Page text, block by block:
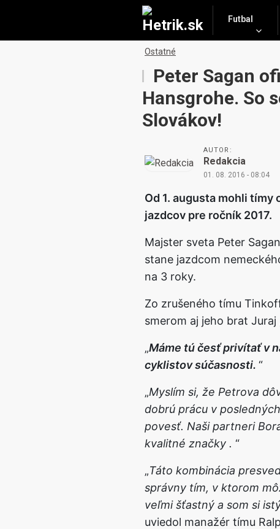
Futbal
Ostatné
Peter Sagan
Hansgrohe. So
Slovákov!
AUTOR:
Redakcia
01. 08. 2016 - 08:04
Od 1. augusta mohli
jazdcov pre ročník 2017.
Majster sveta Peter
stane jazdcom
na 3 roky.
Zo zrušeného tímu
smerom aj jeho brat Juraj
Máme tú česť privítať v
cyklistov súčasnosti.
Myslím si, že Petrova
dobrú prácu v
povesť. Naši partneri
kvalitné značky .
Táto kombinácia
správny tím, v ktorom
veľmi šťastný a som si
uviedol manažér tímu